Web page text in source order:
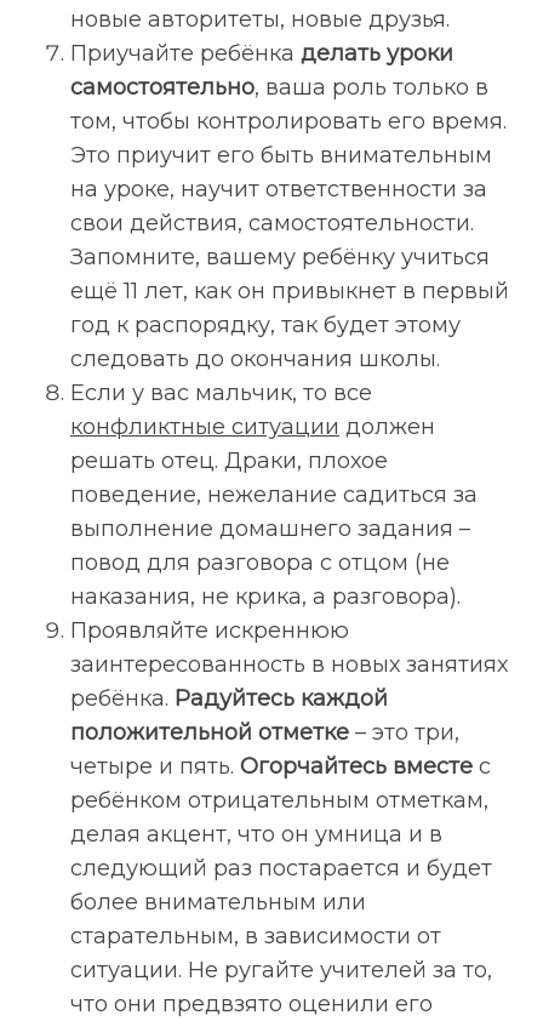
новые авторитеты, новые друзья.
Приучайте ребёнка делать уроки
самостоятельно, ваша роль только в
том, чтобы контролировать его время.
Это приучит его быть внимательным
на уроке, научит ответственности за
свои действия, самостоятельности.
Запомните, вашему ребёнку учиться
ещё 11 лет, как он привыкнет в первый
год к распорядку, так будет этому
следовать до окончания школы.
Если у вас мальчик, то все
конфликтные ситуации должен
решать отец. Драки, плохое
поведение, нежелание садиться за
выполнение домашнего задания –
повод для разговора с отцом (не
наказания, не крика, а разговора).
Проявляйте искреннюю
заинтересованность в новых занятиях
ребёнка. Радуйтесь каждой
положительной отметке– это три,
четыре и пять. Огорчайтесь вместес
ребёнком отрицательным отметкам,
делая акцент, что он умница и в
следующий раз постарается и будет
более внимательным или
старательным, в зависимости от
ситуации. Не ругайте учителей за то,
что они предвзято оценили его